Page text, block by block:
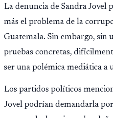
La denuncia de Sandra Jovel
más el problema de la
Guatemala. Sin embargo, sin
pruebas concretas,
ser una polémica mediática a
Los partidos políticos
Jovel podrían demandarla